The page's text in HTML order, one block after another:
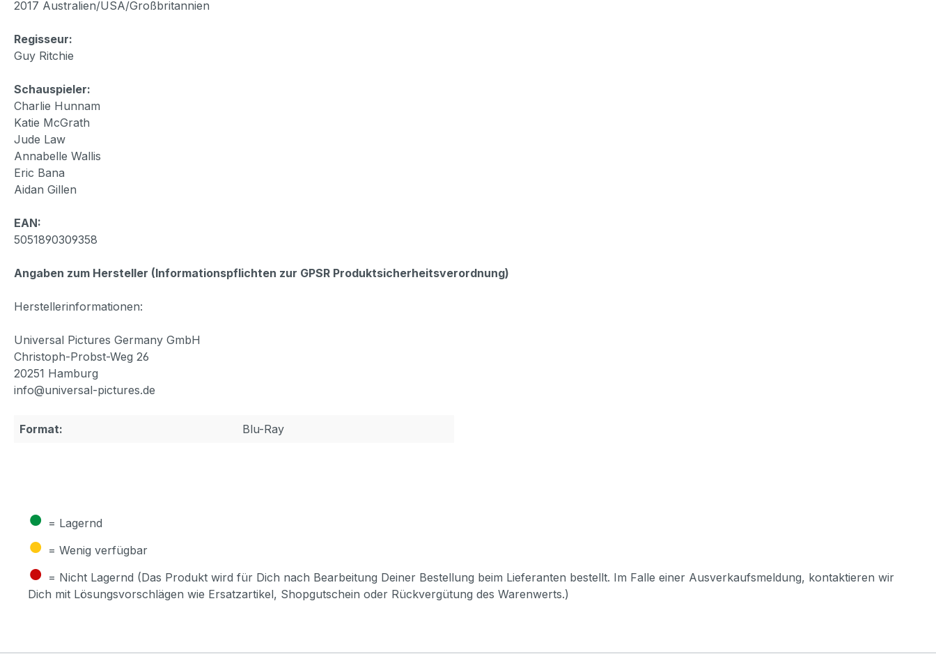
2017 Australien/USA/Großbritannien
Regisseur:
Guy Ritchie
Schauspieler:
Charlie Hunnam
Katie McGrath
Jude Law
Annabelle Wallis
Eric Bana
Aidan Gillen
EAN:
5051890309358
Angaben zum Hersteller (Informationspflichten zur GPSR Produktsicherheitsverordnung)
Herstellerinformationen:
Universal Pictures Germany GmbH
Christoph-Probst-Weg 26
20251 Hamburg
info@universal-pictures.de
Format: Blu-Ray
● = Lagernd
● = Wenig verfügbar
● = Nicht Lagernd (Das Produkt wird für Dich nach Bearbeitung Deiner Bestellung beim Lieferanten bestellt. Im Falle einer Ausverkaufsmeldung, kontaktieren wir
Dich mit Lösungsvorschlägen wie Ersatzartikel, Shopgutschein oder Rückvergütung des Warenwerts.)